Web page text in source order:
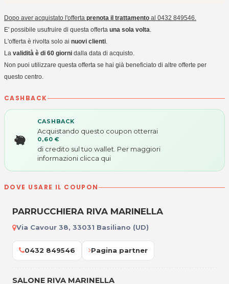
Dopo aver acquistato l'offerta prenota il trattamento al 0432 849546.
E' possibile usufruire di questa offerta una sola volta.
L'offerta è rivolta solo ai nuovi clienti.
La validità è di 60 giorni dalla data di acquisto.
Non puoi utilizzare questa offerta se hai già beneficiato di altre offerte per
questo centro.
CASHBACK
CASHBACK
Acquistando questo coupon otterrai
0,60 €
di credito sul tuo wallet. Per maggiori
informazioni clicca qui
DOVE USARE IL COUPON
PARRUCCHIERA RIVA MARINELLA
Via Cavour 38, 33031 Basiliano (UD)
0432 849546 Pagina partner
SALONE RIVA MARINELLA